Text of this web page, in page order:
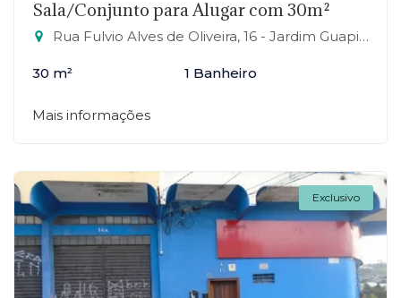
Sala/Conjunto para Alugar com 30m²
Rua Fulvio Alves de Oliveira, 16 - Jardim Guapituba, Mauá-SP
30 m² 1 Banheiro
Mais informações
Exclusivo